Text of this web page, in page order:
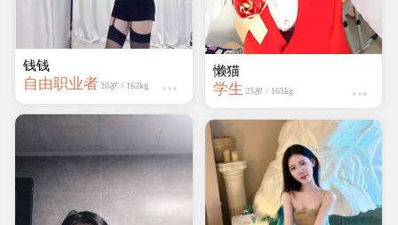
钱钱
自由职业者 20岁 / 162kg
懒猫
学生 25岁 / 165kg